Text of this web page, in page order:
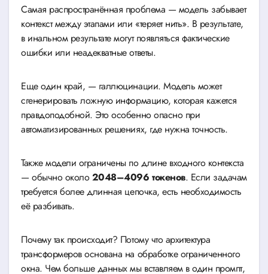
Самая распространённая проблема — модель забывает
контекст между этапами или «теряет нить». В результате,
в инальном результате могут появляться фактические
ошибки или неадекватные ответы.
Еще один край, — галлюцинации. Модель может
сгенерировать ложную информацию, которая кажется
правдоподобной. Это особенно опасно при
автоматизированных решениях, где нужна точность.
Также модели ограничены по длине входного контекста
— обычно около2048–4096 токенов. Если задачам
требуется более длинная цепочка, есть необходимость
её разбивать.
Почему так происходит? Потому что архитектура
трансформеров основана на обработке ограниченного
окна. Чем больше данных мы вставляем в один промпт,